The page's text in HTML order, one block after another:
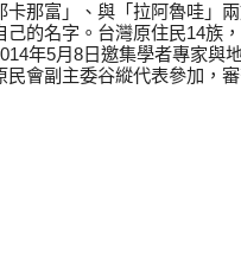
卡那富」、與「拉阿魯哇」
己的名字。台灣原住民14族
年5月8日邀集學者專家與
民會副主委谷縱代表參加，